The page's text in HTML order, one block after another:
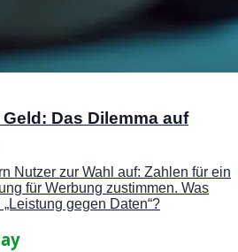
Das Dilemma auf
Nutzer zur Wahl auf: Zahlen für ein
für Werbung zustimmen. Was
gegen Daten“?